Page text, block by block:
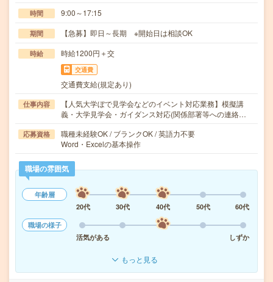
時間 9:00～17:15
期間 【急募】即日～長期 ※開始日は相談OK
時給 時給1200円＋交
交通費
交通費支給(規定あり)
仕事内容
【人気大学ぼで見学会などのイベント対応業務】模擬講
義・大学見学会・ガイダンス対応(関係部署等への連絡…
応募資格
職種未経験OK / ブランクOK / 英語力不要
Word・Excelの基本操作
職場の雰囲気
年齢層
20代
30代 40代 50代
60代
職場の様子
活気がある
しずか
もっと見る